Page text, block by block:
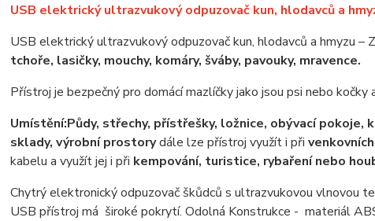
USB elektrický ultrazvukový odpuzovač kun, hlodavců a
USB elektrický ultrazvukový odpuzovač kun, hlodavců a hmyzu –
tchoře, lasičky, mouchy, komáry, šváby, pavouky, mravence.
Přístroj je bezpečný pro domácí mazlíčky jako jsou psi nebo kočky
Umístění:Půdy, střechy, přístřešky, ložnice, obývací pokoje,
sklady, výrobní prostorydále lze přístroj využít i při
kabelu a využít jej i při kempování, turistice, rybaření nebo
Chytrý elektronický odpuzovač škůdců s ultrazvukovou vlnovou
USB přístroj má široké pokrytí. Odolná Konstrukce - materiál